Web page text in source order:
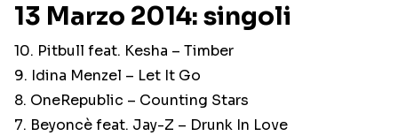
13 Marzo 2014: singoli
10. Pitbull feat. Kesha – Timber
9. Idina Menzel – Let It Go
8. OneRepublic – Counting Stars
7. Beyoncè feat. Jay-Z – Drunk In Love